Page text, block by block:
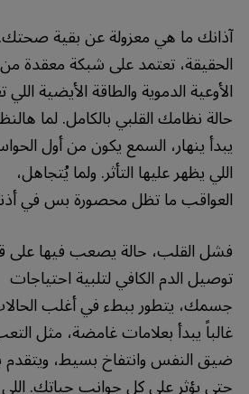
آذانك ما هي معزولة عن بقية
الحقيقة، تعتمد على شبكة معقدة من
الأوعية الدموية والطاقة الأيضية
حالة نظامك القلبي بالكامل. لما
يبدأ ينهار، السمع يكون من أول
اللي يظهر عليها التأثر. ولما يُتجاهل،
العواقب ما تظل محصورة بس في
فشل القلب، حالة يصعب فيها على
توصيل الدم الكافي لتلبية احتياجات
جسمك، يتطور ببطء في أغلب
غالباً يبدأ بعلامات غامضة، مثل
ضيق النفس وانتفاخ بسيط، ويتقدم
حتى يؤثر على كل جوانب حياتك. اللي